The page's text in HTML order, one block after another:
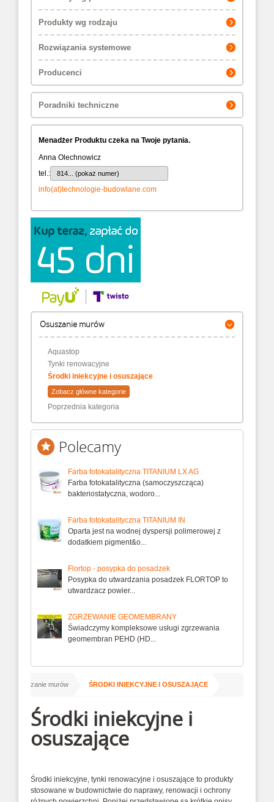
Produkty wg rodzaju
Rozwiązania systemowe
Producenci
Poradniki techniczne
Menadżer Produktu czeka na Twoje pytania.
Anna Olechnowicz
tel.:
814... (pokaż numer)
info(at)technologie-budowlane.com
Osuszanie murów
Aquastop
Tynki renowacyjne
Środki iniekcyjne i osuszające
Zobacz główne kategorie
Poprzednia kategoria
Polecamy
Farba fotokatalityczna TITANIUM LX AG
Farba fotokatalityczna (samoczyszcząca)
bakteriostatyczna, wodoro...
Farba fotokatalityczna TITANIUM IN
Oparta jest na wodnej dyspersji polimerowej z
dodatkiem pigment&o...
Flortop - posypka do posadzek
Posypka do utwardzania posadzek FLORTOP to
utwardzacz powier...
ZGRZEWANIE GEOMEMBRANY
Świadczymy kompleksowe usługi zgrzewania
geomembran PEHD (HD...
Osuszanie murów ŚRODKI INIEKCYJNE I OSUSZAJĄCE
Środki iniekcyjne i
osuszające
Środki iniekcyjne, tynki renowacyjne i osuszające to produkty
stosowane w budownictwie do naprawy, renowacji i ochrony